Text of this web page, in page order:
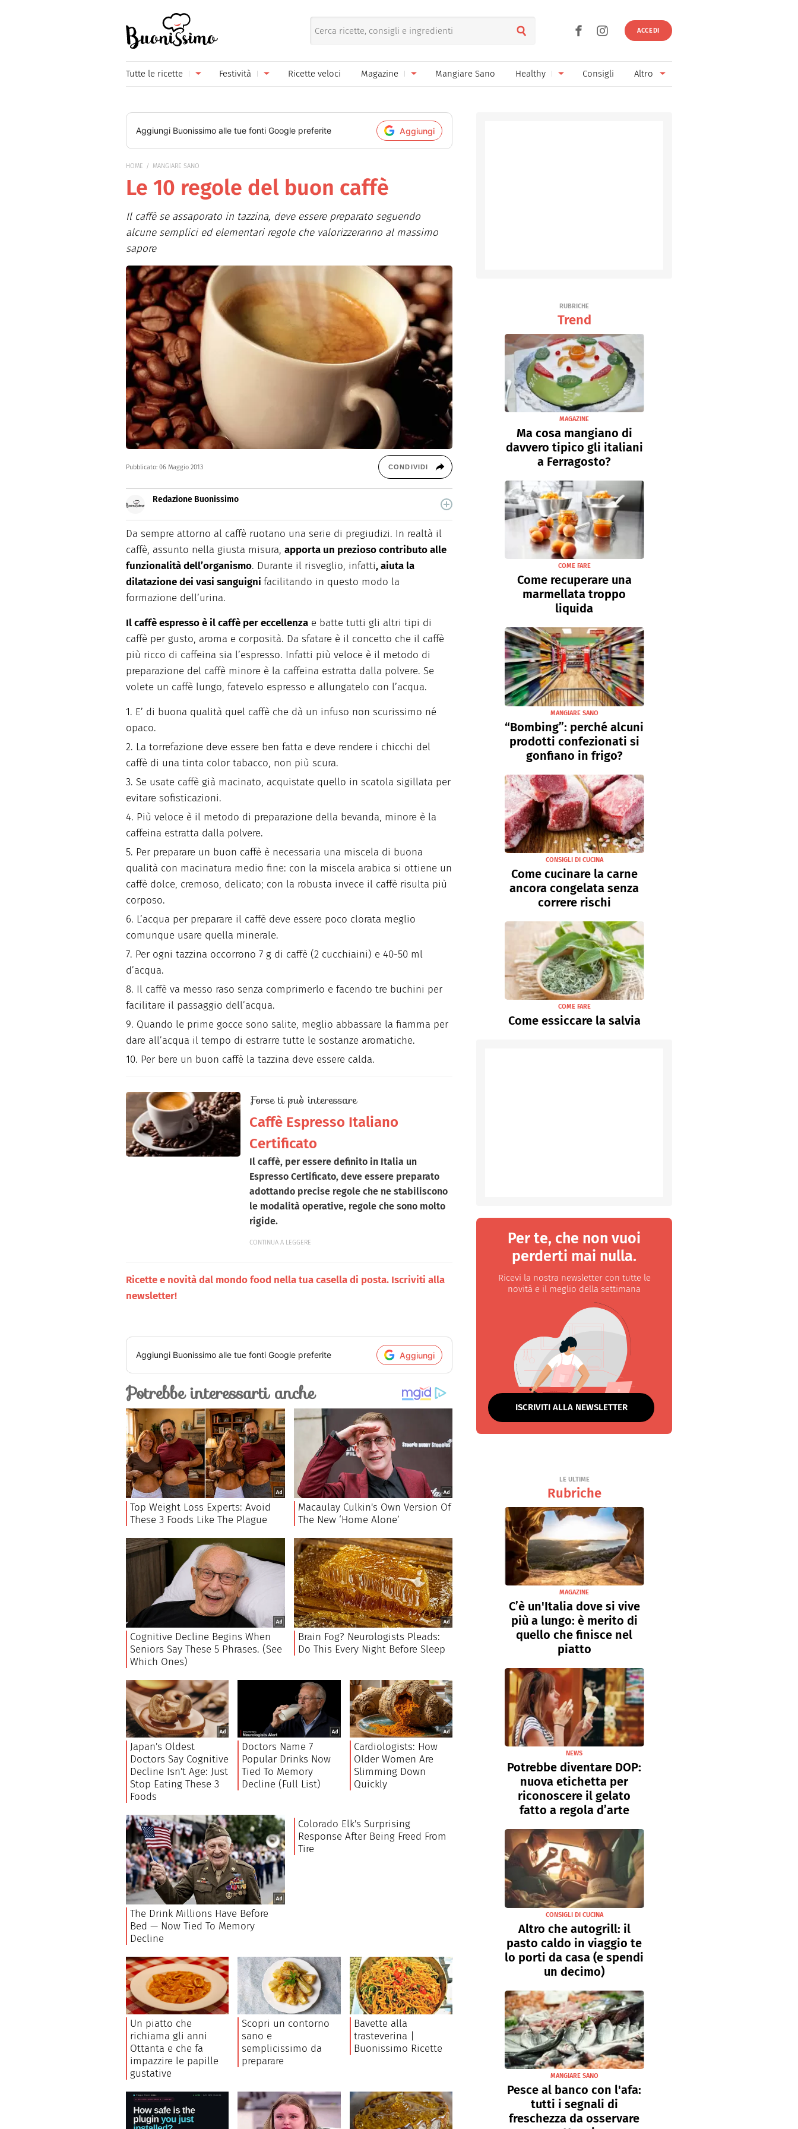
ACCEDI
Tutte le ricette
Primi piatti Pane pizza focacce
Secondi piatti Salse e sughi
Marmellate e confetture
Formaggi Ricette di base
Frutta
Dolci
Festività
Carnevale
Festa della Donna
Festa della Mamma
Halloween
San Valentino
Ricette veloci Magazine Mangiare Sano Healthy Consigli Altro
Aggiungi Buonissimo alle tue fonti Google preferite Aggiungi
HOME MANGIARE SANO
Le 10 regole del buon caffè
Il caffè se assaporato in tazzina, deve essere preparato seguendo
alcune semplici ed elementari regole che valorizzeranno al massimo
sapore
Pubblicato: 06 Maggio 2013 CONDIVIDI
Redazione Buonissimo
Buonissimo è il magazine di cucina di Italiaonline nel quale trovi idee veloci,
facili e spiegate passo passo.
Da sempre attorno al caffè ruotano una serie di pregiudizi. In realtà il
caffè, assunto nella giusta misura, apporta un prezioso contributo alle
funzionalità dell’organismo. Durante il risveglio, infatti, aiuta la
dilatazione dei vasi sanguigni facilitando in questo modo la
formazione dell’urina.
Il caffè espresso è il caffè per eccellenza e batte tutti gli altri tipi di
caffè per gusto, aroma e corposità. Da sfatare è il concetto che il caffè
più ricco di caffeina sia l’espresso. Infatti più veloce è il metodo di
preparazione del caffè minore è la caffeina estratta dalla polvere. Se
volete un caffè lungo, fatevelo espresso e allungatelo con l’acqua.
E’ di buona qualità quel caffè che dà un infuso non scurissimo né
opaco.
La torrefazione deve essere ben fatta e deve rendere i chicchi del
caffè di una tinta color tabacco, non più scura.
Se usate caffè già macinato, acquistate quello in scatola sigillata per
evitare sofisticazioni.
Più veloce è il metodo di preparazione della bevanda, minore è la
caffeina estratta dalla polvere.
Per preparare un buon caffè è necessaria una miscela di buona
qualità con macinatura medio fine: con la miscela arabica si ottiene un
caffè dolce, cremoso, delicato; con la robusta invece il caffè risulta più
corposo.
L’acqua per preparare il caffè deve essere poco clorata meglio
comunque usare quella minerale.
Per ogni tazzina occorrono 7 g di caffè (2 cucchiaini) e 40-50 ml
d’acqua.
Il caffè va messo raso senza comprimerlo e facendo tre buchini per
facilitare il passaggio dell’acqua.
Quando le prime gocce sono salite, meglio abbassare la fiamma per
dare all’acqua il tempo di estrarre tutte le sostanze aromatiche.
Per bere un buon caffè la tazzina deve essere calda.
Forse ti può interessare
Caffè Espresso Italiano
Certificato
Il caffè, per essere definito in Italia un
Espresso Certificato, deve essere preparato
adottando precise regole che ne stabiliscono
le modalità operative, regole che sono molto
rigide.
CONTINUA A LEGGERE
Ricette e novità dal mondo food nella tua casella di posta. Iscriviti alla
newsletter!
Aggiungi Buonissimo alle tue fonti Google preferite Aggiungi
RUBRICHE
Trend
MAGAZINE
Ma cosa mangiano di
davvero tipico gli italiani
a Ferragosto?
COME FARE
Come recuperare una
marmellata troppo
liquida
MANGIARE SANO
“Bombing”: perché alcuni
prodotti confezionati si
gonfiano in frigo?
CONSIGLI DI CUCINA
Come cucinare la carne
ancora congelata senza
correre rischi
COME FARE
Come essiccare la salvia
Per te, che non vuoi
perderti mai nulla.
Ricevi la nostra newsletter con tutte le
novità e il meglio della settimana
ISCRIVITI ALLA NEWSLETTER
LE ULTIME
Rubriche
MAGAZINE
C’è un'Italia dove si vive
più a lungo: è merito di
quello che finisce nel
piatto
NEWS
Potrebbe diventare DOP:
nuova etichetta per
riconoscere il gelato
fatto a regola d’arte
CONSIGLI DI CUCINA
Altro che autogrill: il
pasto caldo in viaggio te
lo porti da casa (e spendi
un decimo)
MANGIARE SANO
Pesce al banco con l'afa:
tutti i segnali di
freschezza da osservare